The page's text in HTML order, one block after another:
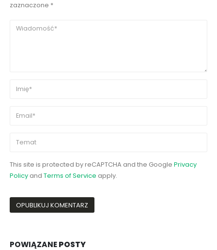
zaznaczone *
This site is protected by reCAPTCHA and the Google Privacy
Policy and Terms of Service apply.
POWIĄZANEPOSTY